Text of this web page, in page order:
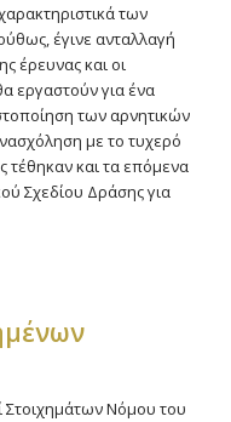
των
έγινε ανταλλαγή
έρευνας και οι
εργαστούν για ένα
των αρνητικών
με το τυχερό
τέθηκαν και τα επόμενα
Σχεδίου Δράσης για
Στοιχημάτων Νόμου του